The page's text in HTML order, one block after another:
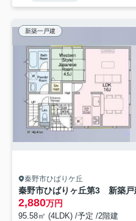
新築一戸建
秦野市ひばりケ丘
秦野市ひばりヶ丘第3 新築
2,880万円
95.58㎡ (4LDK) /予定 /2階建